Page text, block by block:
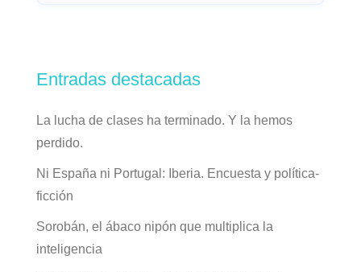
Entradas destacadas
La lucha de clases ha terminado. Y la hemos
perdido.
Ni España ni Portugal: Iberia. Encuesta y política-
ficción
Sorobán, el ábaco nipón que multiplica la
inteligencia